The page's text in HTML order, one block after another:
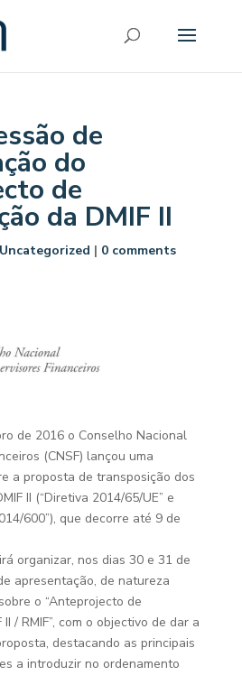
de
do
de
da DMIF II
Uncategorized | 0 comments
de 2016 o Conselho Nacional
(CNSF) lançou uma
a proposta de transposição dos
II (“Diretiva 2014/65/UE” e
600”), que decorre até 9 de
organizar, nos dias 30 e 31 de
apresentação, de natureza
o “Anteprojecto de
/ RMIF”, com o objectivo de dar a
destacando as principais
a introduzir no ordenamento